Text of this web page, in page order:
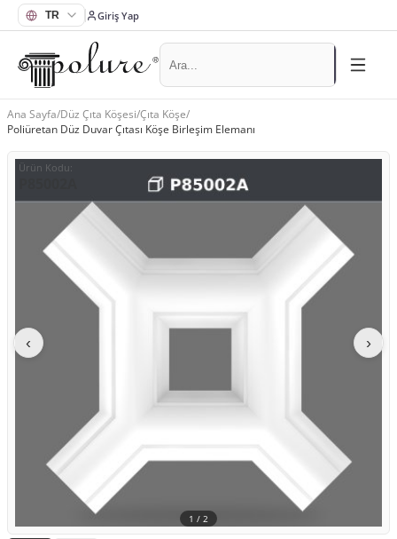
Giriş Yap
Ana Sayfa/Düz Çıta Köşesi/Çıta Köşe/
Poliüretan Düz Duvar Çıtası Köşe Birleşim Elemanı
Ürün Kodu:
‹ ›
1 / 2